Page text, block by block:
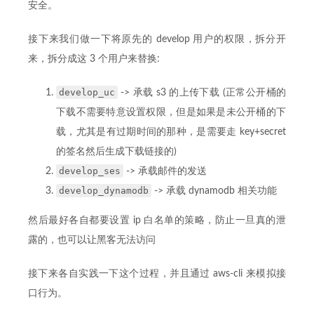
安全。
接下来我们做一下将原先的 develop 用户的权限，拆分开
来，拆分成这 3 个用户来替换:
develop_uc
-> 承载 s3 的上传下载 (正常公开桶的
下载不需要特意设置权限，但是如果是未公开桶的下
载，尤其是有过期时间的那种，是需要走 key+secret
的签名然后生成下载链接的)
develop_ses -> 承载邮件的发送
develop_dynamodb -> 承载 dynamodb 相关功能
然后最好各自都要设置 ip 白名单的策略，防止一旦真的泄
露的，也可以让黑客无法访问
接下来各自实践一下这个过程，并且通过 aws-cli 来模拟接
口行为。